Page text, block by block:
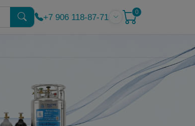
+7 906 118-87-71
0